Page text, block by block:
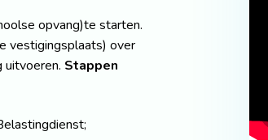
opvang)te starten.
vestigingsplaats) over
uitvoeren. Stappen